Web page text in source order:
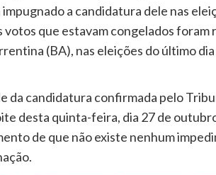
a candidatura dele nas
que estavam congelados foram
(BA), nas eleições do último
da candidatura confirmada pelo
desta quinta-feira, dia 27 de
de que não existe nenhum